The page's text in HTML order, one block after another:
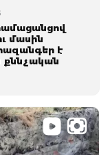
մասին
է
քննչական